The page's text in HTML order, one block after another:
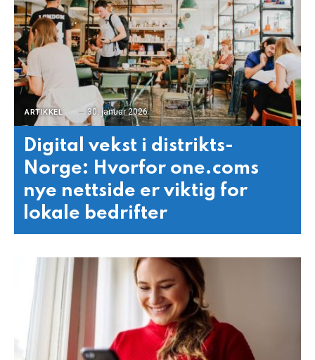
ARTIKKEL 30. januar 2026
Digital vekst i distrikts-
Norge: Hvorfor one.coms
nye nettside er viktig for
lokale bedrifter